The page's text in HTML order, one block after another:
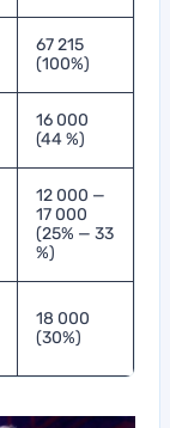
67 215
(100%)
16 000
(44 %)
12 000 —
17 000
(25% — 33
%)
18 000
(30%)